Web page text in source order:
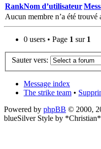
RankNom d’utilisateur
Aucun membre n’a été trouvé
0 users • Page 1 sur 1
Sauter vers:
Message index
The strike team •
Powered by phpBB © 2000,
blueSilver Style by